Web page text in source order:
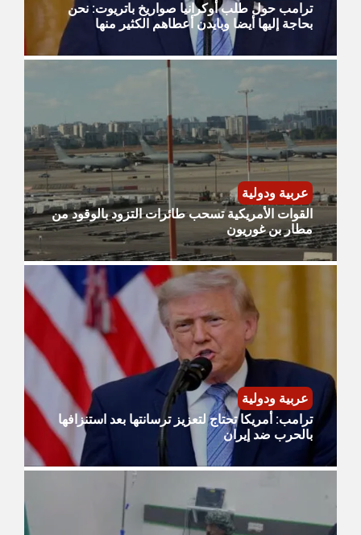
ترامب حول طلب أوكرانيا صواريخ باتريوت: نحن
بحاجة إليها أيضا وبايدن أعطاهم الكثير منها
عربية ودولية
القوات الأمريكية تسحب طائرات التزود بالوقود من
مطار بن غوريون
عربية ودولية
ترامب: أمريكا تحتاج لتعزيز ترسانتها بعد استنزافها
بالحرب ضد إيران